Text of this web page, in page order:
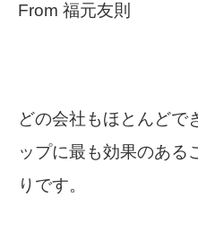
From 福元友則
どの会社もほとんどで
ップに最も効果のある
りです。